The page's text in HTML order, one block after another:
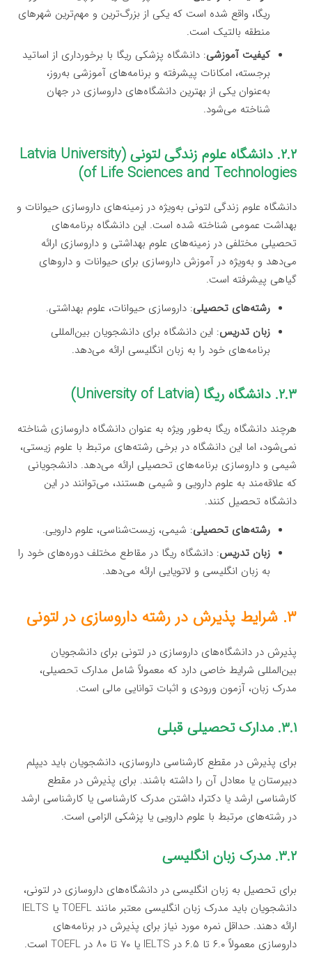
ریگا، واقع شده است که یکی از بزرگ‌ترین و مهم‌ترین شهرهای
منطقه بالتیک است.
کیفیت آموزشی: دانشگاه پزشکی ریگا با برخورداری از اساتید
برجسته، امکانات پیشرفته و برنامه‌های آموزشی به‌روز،
به‌عنوان یکی از بهترین دانشگاه‌های داروسازی در جهان
شناخته می‌شود.
۲.۲. دانشگاه علوم زندگی لتونی (Latvia University
of Life Sciences and Technologies)
دانشگاه علوم زندگی لتونی به‌ویژه در زمینه‌های داروسازی حیوانات و
بهداشت عمومی شناخته شده است. این دانشگاه برنامه‌های
تحصیلی مختلفی در زمینه‌های علوم بهداشتی و داروسازی ارائه
می‌دهد و به‌ویژه در آموزش داروسازی برای حیوانات و داروهای
گیاهی پیشرفته است.
رشته‌های تحصیلی: داروسازی حیوانات، علوم بهداشتی.
زبان تدریس: این دانشگاه برای دانشجویان بین‌المللی
برنامه‌های خود را به زبان انگلیسی ارائه می‌دهد.
۲.۳. دانشگاه ریگا (University of Latvia)
هرچند دانشگاه ریگا به‌طور ویژه به عنوان دانشگاه داروسازی شناخته
نمی‌شود، اما این دانشگاه در برخی رشته‌های مرتبط با علوم زیستی،
شیمی و داروسازی برنامه‌های تحصیلی ارائه می‌دهد. دانشجویانی
که علاقه‌مند به علوم دارویی و شیمی هستند، می‌توانند در این
دانشگاه تحصیل کنند.
رشته‌های تحصیلی: شیمی، زیست‌شناسی، علوم دارویی.
زبان تدریس: دانشگاه ریگا در مقاطع مختلف دوره‌های خود را
به زبان انگلیسی و لاتویایی ارائه می‌دهد.
۳. شرایط پذیرش در رشته داروسازی در لتونی
پذیرش در دانشگاه‌های داروسازی در لتونی برای دانشجویان
بین‌المللی شرایط خاصی دارد که معمولاً شامل مدارک تحصیلی،
مدرک زبان، آزمون ورودی و اثبات توانایی مالی است.
۳.۱. مدارک تحصیلی قبلی
برای پذیرش در مقطع کارشناسی داروسازی، دانشجویان باید دیپلم
دبیرستان یا معادل آن را داشته باشند. برای پذیرش در مقطع
کارشناسی ارشد یا دکترا، داشتن مدرک کارشناسی یا کارشناسی ارشد
در رشته‌های مرتبط با علوم دارویی یا پزشکی الزامی است.
۳.۲. مدرک زبان انگلیسی
برای تحصیل به زبان انگلیسی در دانشگاه‌های داروسازی در لتونی،
دانشجویان باید مدرک زبان انگلیسی معتبر مانند TOEFL یا IELTS
ارائه دهند. حداقل نمره مورد نیاز برای پذیرش در برنامه‌های
داروسازی معمولاً ۶.۰ تا ۶.۵ در IELTS یا ۷۰ تا ۸۰ در TOEFL است.